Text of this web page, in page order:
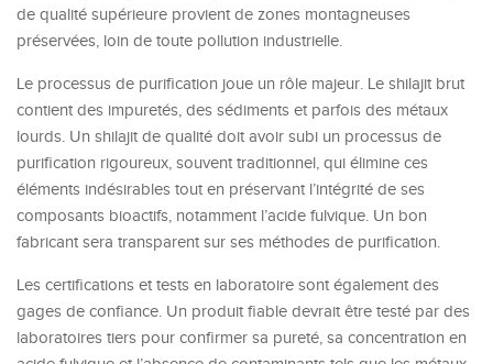
de qualité supérieure provient de zones montagneuses
préservées, loin de toute pollution industrielle.
Le processus de purification joue un rôle majeur. Le shilajit brut
contient des impuretés, des sédiments et parfois des métaux
lourds. Un shilajit de qualité doit avoir subi un processus de
purification rigoureux, souvent traditionnel, qui élimine ces
éléments indésirables tout en préservant l’intégrité de ses
composants bioactifs, notamment l’acide fulvique. Un bon
fabricant sera transparent sur ses méthodes de purification.
Les certifications et tests en laboratoire sont également des
gages de confiance. Un produit fiable devrait être testé par des
laboratoires tiers pour confirmer sa pureté, sa concentration en